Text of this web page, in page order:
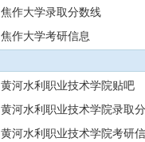
焦作大学录取分数线
焦作大学考研信息
黄河水利职业技术学院贴吧
黄河水利职业技术学院录取
黄河水利职业技术学院考研